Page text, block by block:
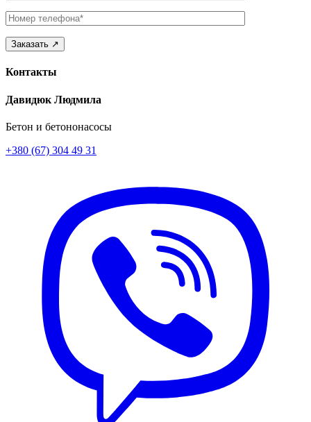
Телефон
Контакты
Давидюк Людмила
Бетон и бетононасосы
+380 (67) 304 49 31